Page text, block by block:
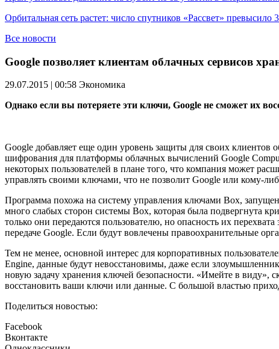
Орбитальная сеть растет: число спутников «Рассвет» превысило
Все новости
Google позволяет клиентам облачных сервисов
29.07.2015 | 00:58 Экономика
Однако если вы потеряете эти ключи, Google не сможет их
Google добавляет еще один уровень защиты для своих
шифрования для платформы облачных вычислений Google
некоторых пользователей в плане того, что компания может
управлять своими ключами, что не позволит Google или кому-
Программа похожа на систему управления ключами Box,
много слабых сторон системы Box, которая была подвергнута
только они передаются пользователю, но опасность их
передаче Google. Если будут вовлечены правоохранительные
Тем не менее, основной интерес для корпоративных
Engine, данные будут невосстановимы, даже если
новую задачу хранения ключей безопасности. «Имейте в
восстановить ваши ключи или данные. С большой властью
Поделиться новостью:
Facebook
Вконтакте